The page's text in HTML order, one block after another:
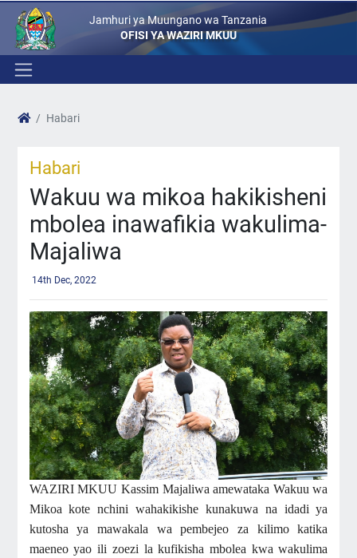
Jamhuri ya Muungano wa Tanzania
OFISI YA WAZIRI MKUU
Habari
Habari
Wakuu wa mikoa hakikisheni
mbolea inawafikia wakulima-
Majaliwa
14th Dec, 2022
WAZIRI MKUU Kassim Majaliwa amewataka Wakuu wa
Mikoa kote nchini wahakikishe kunakuwa na idadi ya
kutosha ya mawakala wa pembejeo za kilimo katika
maeneo yao ili zoezi la kufikisha mbolea kwa wakulima